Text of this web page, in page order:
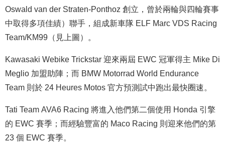
Oswald van der Straten-Ponthoz 創立，曾於兩輪與四輪賽事
中取得多項佳績）聯手，組成新車隊 ELF Marc VDS Racing
Team/KM99（見上圖）。
Kawasaki Webike Trickstar 迎來兩屆 EWC 冠軍得主 Mike Di
Meglio 加盟助陣；而 BMW Motorrad World Endurance
Team 則於 24 Heures Motos 官方預測試中跑出最快圈速。
Tati Team AVA6 Racing 將進入他們第二個使用 Honda 引擎
的 EWC 賽季；而經驗豐富的 Maco Racing 則迎來他們的第
23 個 EWC 賽季。